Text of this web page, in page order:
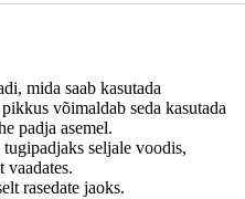
mida saab kasutada
võimaldab seda kasutada
padja asemel.
seljale voodis,
rasedate jaoks.